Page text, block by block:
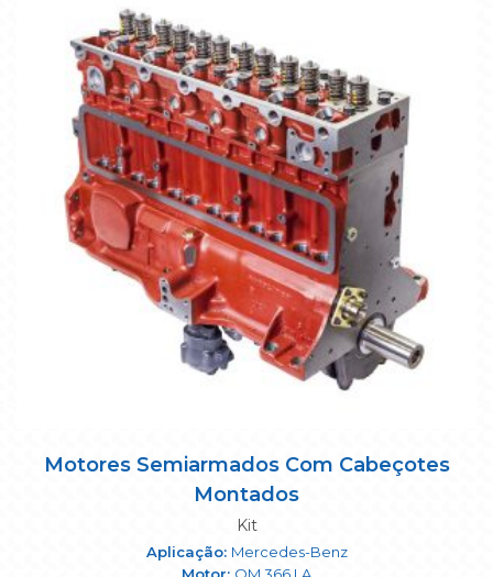
Motores Semiarmados Com Cabeçotes
Montados
Kit
Mercedes-Benz